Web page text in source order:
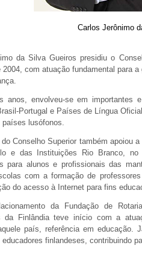
Carlos Jerônimo
da Silva Gueiros presidiu o
2004, com atuação fundamental para
anos, envolveu-se em importantes
Portugal e Países de Língua
países lusófonos.
Conselho Superior também apoiou
e das Instituições Rio Branco,
para alunos e profissionais das
com a formação de
do acesso à Internet para fins
da Fundação de
da Finlândia teve início com a
país, referência em
finlandeses, contribuindo